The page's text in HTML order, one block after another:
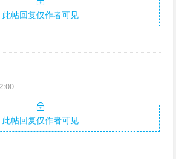
此帖回复仅作者可见
此帖回复仅作者可见